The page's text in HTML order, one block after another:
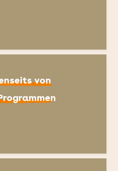
von